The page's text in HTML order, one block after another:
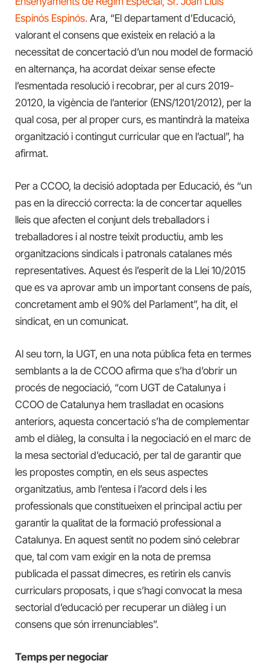
Espinós Espinós. Ara, “El departament d’Educació,
valorant el consens que existeix en relació a la
necessitat de concertació d’un nou model de formació
en alternança, ha acordat deixar sense efecte
l’esmentada resolució i recobrar, per al curs 2019-
20120, la vigència de l’anterior (ENS/1201/2012), per la
qual cosa, per al proper curs, es mantindrà la mateixa
organització i contingut curricular que en l’actual”, ha
afirmat.
Per a CCOO, la decisió adoptada per Educació, és “un
pas en la direcció correcta: la de concertar aquelles
lleis que afecten el conjunt dels treballadors i
treballadores i al nostre teixit productiu, amb les
organitzacions sindicals i patronals catalanes més
representatives. Aquest és l’esperit de la Llei 10/2015
que es va aprovar amb un important consens de país,
concretament amb el 90% del Parlament”, ha dit, el
sindicat, en un comunicat.
Al seu torn, la UGT, en una nota pública feta en termes
semblants a la de CCOO afirma que s’ha d’obrir un
procés de negociació, “com UGT de Catalunya i
CCOO de Catalunya hem traslladat en ocasions
anteriors, aquesta concertació s’ha de complementar
amb el diàleg, la consulta i la negociació en el marc de
la mesa sectorial d’educació, per tal de garantir que
les propostes comptin, en els seus aspectes
organitzatius, amb l’entesa i l’acord dels i les
professionals que constitueixen el principal actiu per
garantir la qualitat de la formació professional a
Catalunya. En aquest sentit no podem sinó celebrar
que, tal com vam exigir en la nota de premsa
publicada el passat dimecres, es retirin els canvis
curriculars proposats, i que s’hagi convocat la mesa
sectorial d’educació per recuperar un diàleg i un
consens que són irrenunciables”.
Temps per negociar